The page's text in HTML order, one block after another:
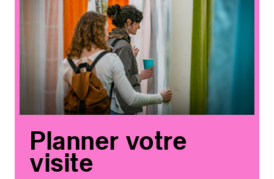
Planner votre
visite